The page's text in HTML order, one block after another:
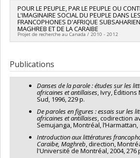
Programmes de subvention :PVXXXXXX-
Chercheur principal :Josias Semujanga
Co-chercheurs :Christiane Ndiaye,
Sources de financement :CRSH/Conseil
sciences humaines du Canada
Programmes de subvention :
POUR LE PEUPLE, PAR LE PEUPLE OU
L'IMAGINAIRE SOCIAL DU PEUPLE DANS
FRANCOPHONES D'AFRIQUE
MAGHREB ET DE LA CARAIBE
Projet de recherche au Canada / 2010 - 2012
Publications
Danses de la parole : études sur les
africaines et antillaises, Ivry,
Sud, 1996, 229 p.
De paroles en figures : essais sur les
africaines et antillaises, codirection
Semujanga, Montréal, l’Harmattan,
Introduction aux littératures
Caraïbe, Maghreb, direction,
l'Université de Montréal, 2004, 276